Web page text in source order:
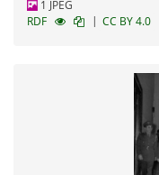
1 JPEG
RDF
| CC BY 4.0